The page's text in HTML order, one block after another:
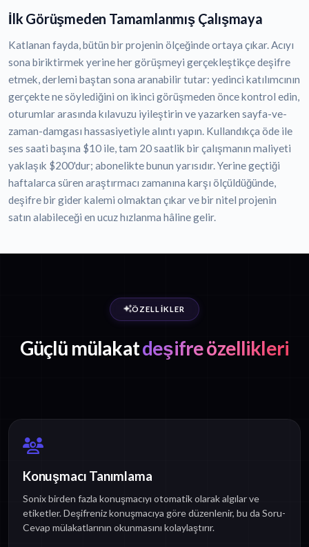
İlk Görüşmeden Tamamlanmış Çalışmaya
Katlanan fayda, bütün bir projenin ölçeğinde ortaya çıkar. Acıyı
sona biriktirmek yerine her görüşmeyi gerçekleştikçe deşifre
etmek, derlemi baştan sona aranabilir tutar: yedinci katılımcının
gerçekte ne söylediğini on ikinci görüşmeden önce kontrol edin,
oturumlar arasında kılavuzu iyileştirin ve yazarken sayfa-ve-
zaman-damgası hassasiyetiyle alıntı yapın. Kullandıkça öde ile
ses saati başına $10 ile, tam 20 saatlik bir çalışmanın maliyeti
yaklaşık $200'dur; abonelikte bunun yarısıdır. Yerine geçtiği
haftalarca süren araştırmacı zamanına karşı ölçüldüğünde,
deşifre bir gider kalemi olmaktan çıkar ve bir nitel projenin
satın alabileceği en ucuz hızlanma hâline gelir.
ÖZELLIKLER
Güçlü mülakatdeşifre özellikleri
Konuşmacı Tanımlama
Sonix birden fazla konuşmacıyı otomatik olarak algılar ve
etiketler. Deşifreniz konuşmacıya göre düzenlenir, bu da Soru-
Cevap mülakatlarının okunmasını kolaylaştırır.